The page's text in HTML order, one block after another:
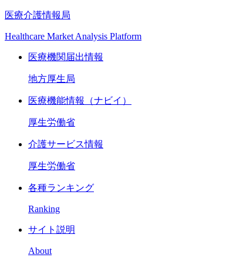
医療介護情報局
Healthcare Market Analysis Platform
医療機関届出情報
地方厚生局
医療機能情報（ナビイ）
厚生労働省
介護サービス情報
厚生労働省
各種ランキング
Ranking
サイト説明
About